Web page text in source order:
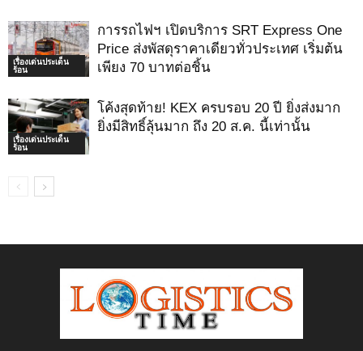
เรื่องเด่นประเด็น
ร้อน
การรถไฟฯ เปิดบริการ SRT Express One
Price ส่งพัสดุราคาเดียวทั่วประเทศ เริ่มต้น
เพียง 70 บาทต่อชิ้น
เรื่องเด่นประเด็น
ร้อน
โค้งสุดท้าย! KEX ครบรอบ 20 ปี ยิ่งส่งมาก
ยิ่งมีสิทธิ์ลุ้นมาก ถึง 20 ส.ค. นี้เท่านั้น